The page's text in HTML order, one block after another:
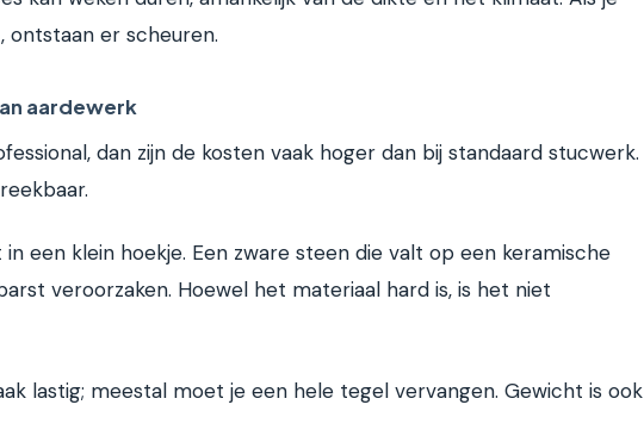
ontstaan er scheuren.
aardewerk
dan zijn de kosten vaak hoger dan bij standaard stucwerk.
in een klein hoekje. Een zware steen die valt op een keramische
veroorzaken. Hoewel het materiaal hard is, is het niet
lastig; meestal moet je een hele tegel vervangen. Gewicht is ook